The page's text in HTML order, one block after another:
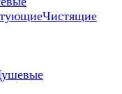
Чистящие